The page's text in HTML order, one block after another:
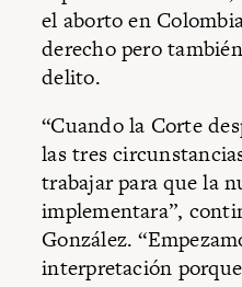
el aborto en
derecho pero
delito.
“Cuando la Corte
las tres
trabajar para que la
implementara”,
González.
interpretación